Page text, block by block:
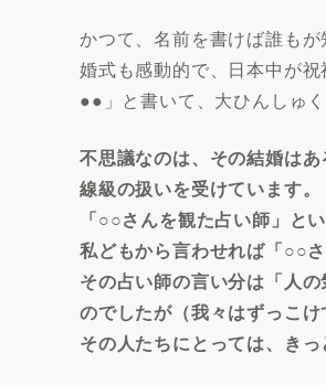
かつて、名前を書けば誰も
婚式も感動的で、日本中が
●●」と書いて、大ひんしゅ
不思議なのは、その結婚は
線級の扱いを受けています。
「○○さんを観た占い師」と
私どもから言わせれば「○○
その占い師の言い分は「人
のでしたが（我々はずっこ
その人たちにとっては、き